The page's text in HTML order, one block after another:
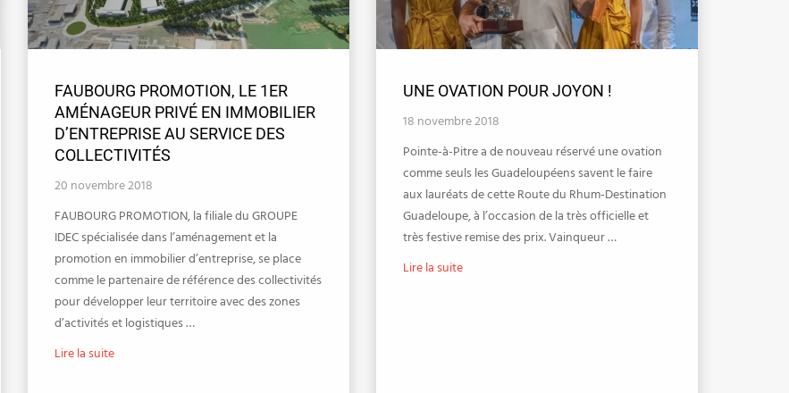
FAUBOURG PROMOTION, LE 1ER
AMÉNAGEUR PRIVÉ EN IMMOBILIER
D’ENTREPRISE AU SERVICE DES
COLLECTIVITÉS
20 novembre 2018
FAUBOURG PROMOTION, la filiale du GROUPE
IDEC spécialisée dans l’aménagement et la
promotion en immobilier d’entreprise, se place
comme le partenaire de référence des collectivités
pour développer leur territoire avec des zones
d’activités et logistiques …
Lire la suite
UNE OVATION POUR JOYON !
18 novembre 2018
Pointe-à-Pitre a de nouveau réservé une ovation
comme seuls les Guadeloupéens savent le faire
aux lauréats de cette Route du Rhum-Destination
Guadeloupe, à l’occasion de la très officielle et
très festive remise des prix. Vainqueur …
Lire la suite